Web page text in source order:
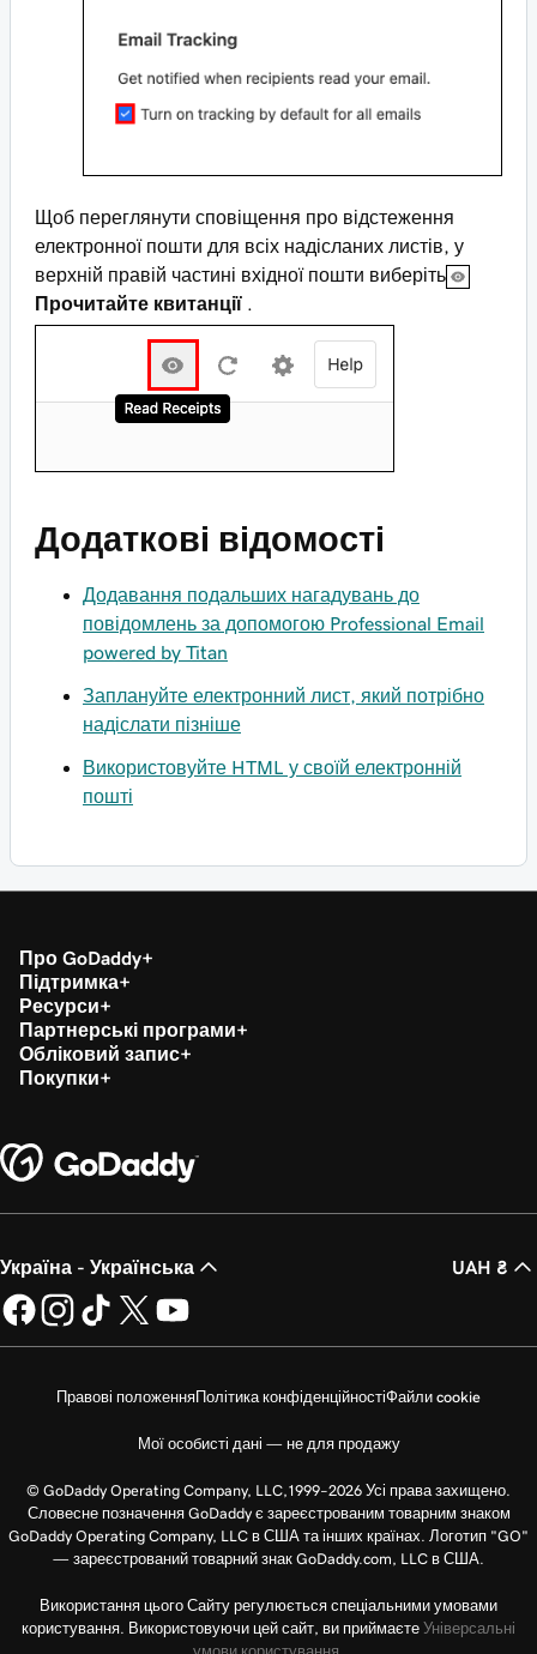
Щоб переглянути сповіщення про відстеження
електронної пошти для всіх надісланих листів, у
верхній правій частині вхідної пошти виберіть
Прочитайте квитанції .
Додаткові відомості
Додавання подальших нагадувань до
повідомлень за допомогою Professional Email
powered by Titan
Заплануйте електронний лист, який потрібно
надіслати пізніше
Використовуйте HTML у своїй електронній
пошті
Про GoDaddy
Підтримка
Ресурси
Партнерські програми
Обліковий запис
Покупки
Україна - Українська UAH ₴
Правові положення Політика конфіденційностіФайли cookie
Мої особисті дані — не для продажу
© GoDaddy Operating Company, LLC,1999–2026 Усі права захищено.
Словесне позначення GoDaddy є зареєстрованим товарним знаком
GoDaddy Operating Company, LLC в США та інших країнах. Логотип "GO"
— зареєстрований товарний знак GoDaddy.com, LLC в США.
Використання цього Сайту регулюється спеціальними умовами
користування. Використовуючи цей сайт, ви приймаєте Універсальні